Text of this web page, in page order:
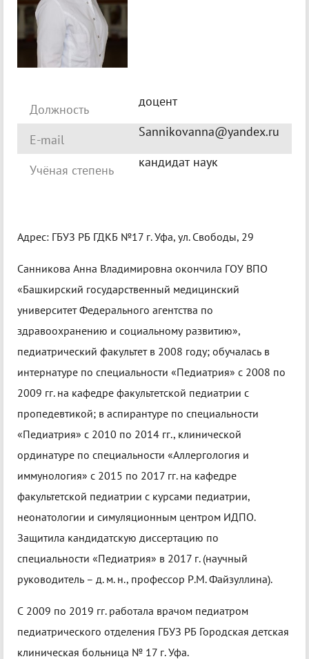
Должность
доцент
E-mail
Sannikovanna@yandex.ru
Учёная степень
кандидат наук
Адрес: ГБУЗ РБ ГДКБ №17 г. Уфа, ул. Свободы, 29
Санникова Анна Владимировна окончила ГОУ ВПО
«Башкирский государственный медицинский
университет Федерального агентства по
здравоохранению и социальному развитию»,
педиатрический факультет в 2008 году; обучалась в
интернатуре по специальности «Педиатрия» с 2008 по
2009 гг. на кафедре факультетской педиатрии с
пропедевтикой; в аспирантуре по специальности
«Педиатрия» с 2010 по 2014 гг., клинической
ординатуре по специальности «Аллергология и
иммунология» с 2015 по 2017 гг. на кафедре
факультетской педиатрии с курсами педиатрии,
неонатологии и симуляционным центром ИДПО.
Защитила кандидатскую диссертацию по
специальности «Педиатрия» в 2017 г. (научный
руководитель – д. м. н., профессор Р.М. Файзуллина).
С 2009 по 2019 гг. работала врачом педиатром
педиатрического отделения ГБУЗ РБ Городская детская
клиническая больница № 17 г. Уфа.